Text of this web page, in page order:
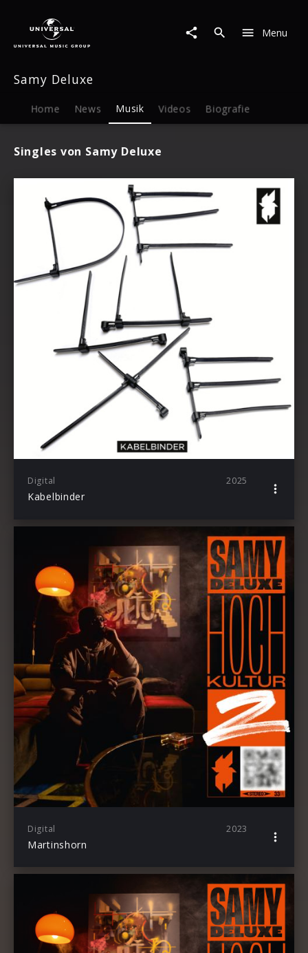
Musik
Menu
Samy Deluxe
Home News Musik Videos Biografie
Singles von Samy Deluxe
Digital 2025
Kabelbinder
Digital 2023
Martinshorn